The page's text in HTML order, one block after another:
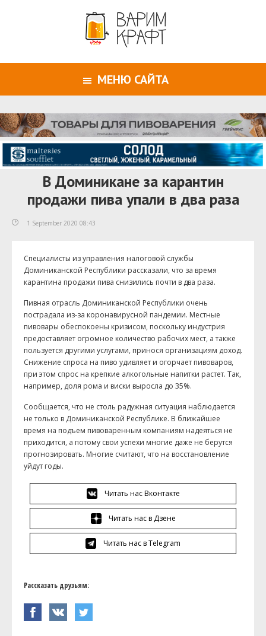
МЕНЮ САЙТА
В Доминикане за карантин
продажи пива упали в два раза
1 September 2020 08:43
Специалисты из управления налоговой службы
Доминиканской Республики рассказали, что за время
карантина продажи пива снизились почти в два раза.
Пивная отрасль Доминиканской Республики очень
пострадала из-за коронавирусной пандемии. Местные
пивовары обеспокоены кризисом, поскольку индустрия
предоставляет огромное количество рабочих мест, а также
пользуется другими услугами, принося организациям доход.
Снижение спроса на пиво удивляет и огорчает пивоваров,
при этом спрос на крепкие алкогольные напитки растет. Так,
например, доля рома и виски выросла до 35%.
Сообщается, что не столь радужная ситуация наблюдается
не только в Доминиканской Республике. В ближайшее
время на подъем пивоваренным компаниям надеяться не
приходится, а потому свои успехи многие даже не берутся
прогнозировать. Многие считают, что на восстановление
уйдут годы.
Читать нас Вконтакте
Читать нас в Дзене
Читать нас в Telegram
Рассказать друзьям: